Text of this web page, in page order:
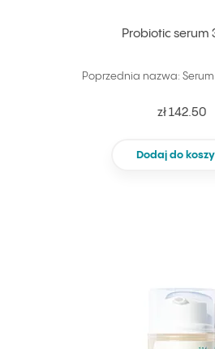
Probiotic serum
Poprzednia nazwa:
zł 142.50
Dodaj do